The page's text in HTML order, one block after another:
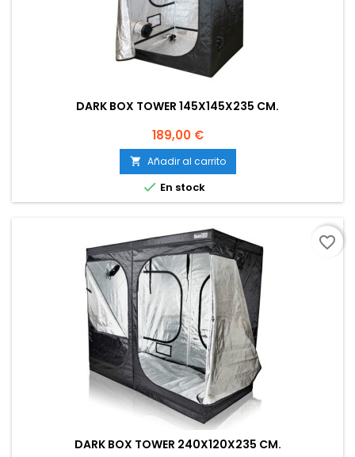
DARK BOX TOWER 145X145X235 CM.
Precio
189,00 €
 Añadir al carrito
 En stock
DARK BOX TOWER 240X120X235 CM.
favorite_border